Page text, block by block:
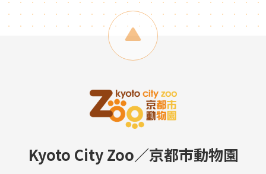
Kyoto City Zoo／京都市動物園